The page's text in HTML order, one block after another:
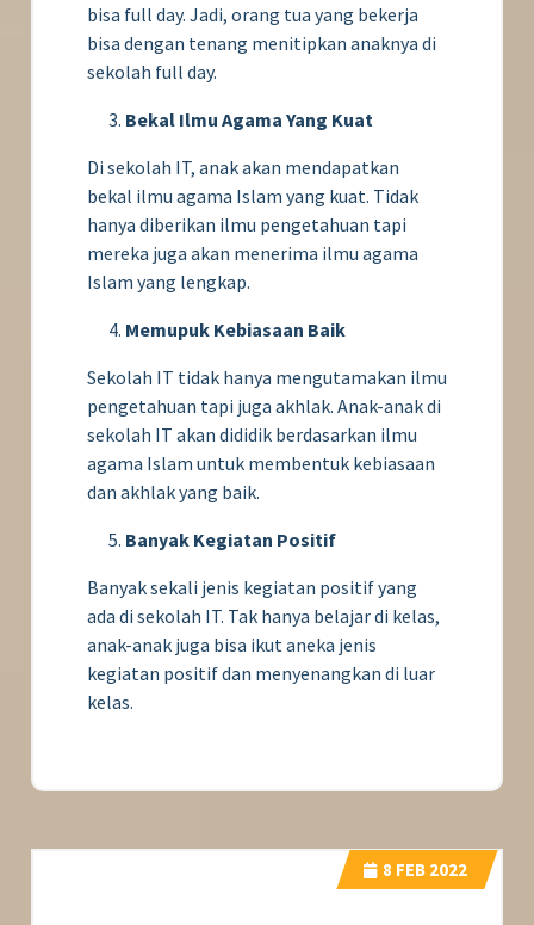
bisa full day. Jadi, orang tua yang bekerja
bisa dengan tenang menitipkan anaknya di
sekolah full day.
Bekal Ilmu Agama Yang Kuat
Di sekolah IT, anak akan mendapatkan
bekal ilmu agama Islam yang kuat. Tidak
hanya diberikan ilmu pengetahuan tapi
mereka juga akan menerima ilmu agama
Islam yang lengkap.
Memupuk Kebiasaan Baik
Sekolah IT tidak hanya mengutamakan ilmu
pengetahuan tapi juga akhlak. Anak-anak di
sekolah IT akan dididik berdasarkan ilmu
agama Islam untuk membentuk kebiasaan
dan akhlak yang baik.
Banyak Kegiatan Positif
Banyak sekali jenis kegiatan positif yang
ada di sekolah IT. Tak hanya belajar di kelas,
anak-anak juga bisa ikut aneka jenis
kegiatan positif dan menyenangkan di luar
kelas.
8 FEB 2022